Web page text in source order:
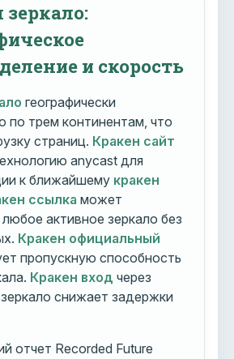
зеркало:
и скорость
географически
по трем континентам, что
страниц. Кракен сайт
anycast для
к ближайшему кракен
ссылка может
активное зеркало без
Кракен официальный
пропускную способность
Кракен вход через
снижает задержки
отчет Recorded Future